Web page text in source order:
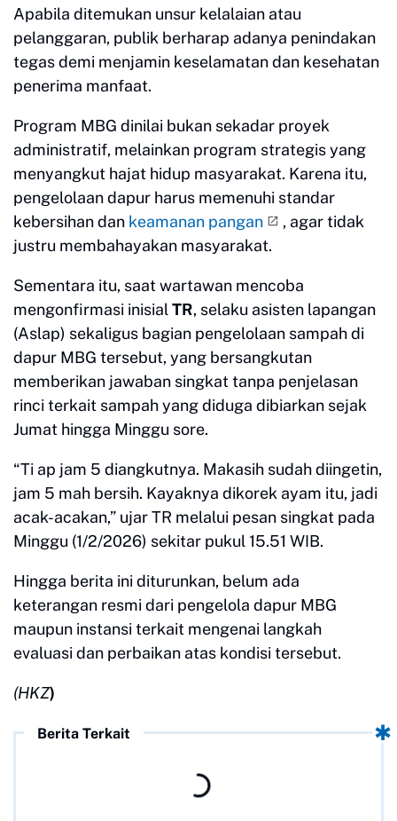
Apabila ditemukan unsur kelalaian atau
pelanggaran, publik berharap adanya penindakan
tegas demi menjamin keselamatan dan kesehatan
penerima manfaat.
Program MBG dinilai bukan sekadar proyek
administratif, melainkan program strategis yang
menyangkut hajat hidup masyarakat. Karena itu,
pengelolaan dapur harus memenuhi standar
kebersihan dan keamanan pangan
, agar tidak
justru membahayakan masyarakat.
Sementara itu, saat wartawan mencoba
mengonfirmasi inisial TR, selaku asisten lapangan
(Aslap) sekaligus bagian pengelolaan sampah di
dapur MBG tersebut, yang bersangkutan
memberikan jawaban singkat tanpa penjelasan
rinci terkait sampah yang diduga dibiarkan sejak
Jumat hingga Minggu sore.
“Ti ap jam 5 diangkutnya. Makasih sudah diingetin,
jam 5 mah bersih. Kayaknya dikorek ayam itu, jadi
acak-acakan,” ujar TR melalui pesan singkat pada
Minggu (1/2/2026) sekitar pukul 15.51 WIB.
Hingga berita ini diturunkan, belum ada
keterangan resmi dari pengelola dapur MBG
maupun instansi terkait mengenai langkah
evaluasi dan perbaikan atas kondisi tersebut.
(HKZ)
Berita Terkait